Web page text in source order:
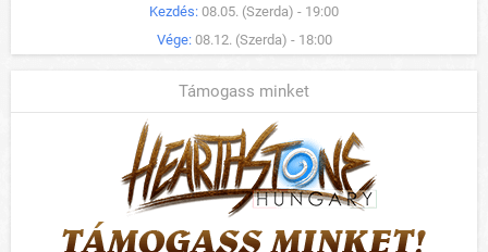
Kezdés: 08.05. (Szerda) - 19:00
Vége: 08.12. (Szerda) - 18:00
Támogass minket